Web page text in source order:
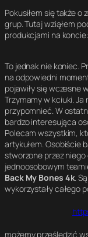
Pokusiłem się także
grup. Tutaj wziąłem
produkcjami na koncie:
To jednak nie koniec.
na odpowiedni
pojawiły się wczesne
Trzymamy w kciuki.
przypomnieć. W
bardzo interesująca
Polecam wszystkim,
artykułem. Osobiście
stworzone przez
jednoosobowym
Back My Bones 4k.
wykorzystały całego
możemy prześledzić